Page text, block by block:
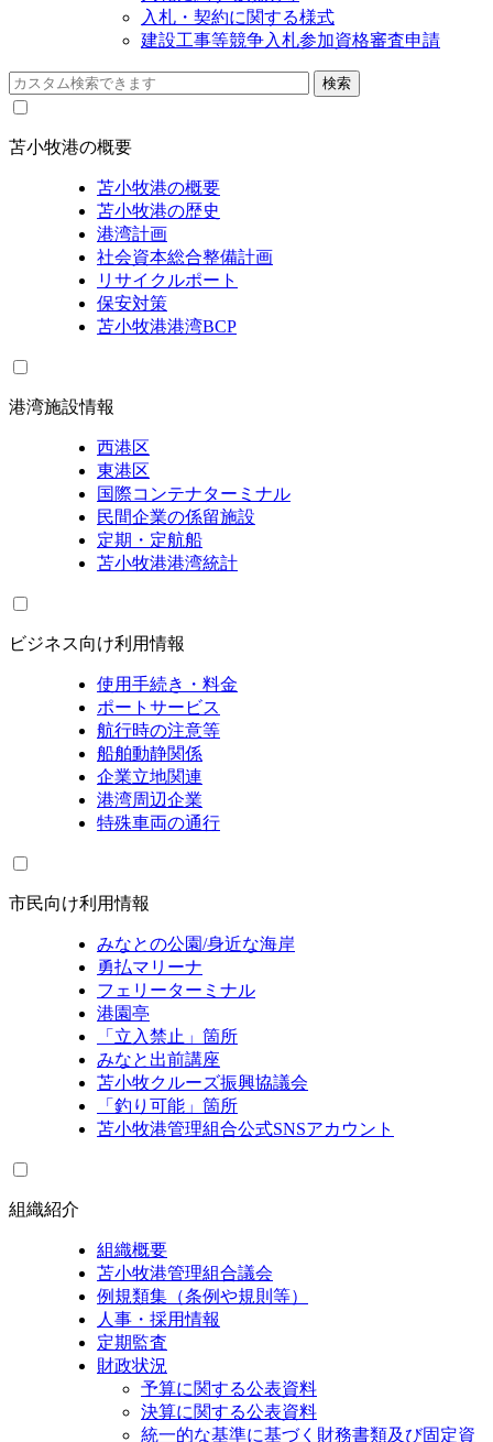
入札・契約に関する様式
建設工事等競争入札参加資格審査申請
苫小牧港の概要
苫小牧港の概要
苫小牧港の歴史
港湾計画
社会資本総合整備計画
リサイクルポート
保安対策
苫小牧港港湾BCP
港湾施設情報
西港区
東港区
国際コンテナターミナル
民間企業の係留施設
定期・定航船
苫小牧港港湾統計
ビジネス向け利用情報
使用手続き・料金
ポートサービス
航行時の注意等
船舶動静関係
企業立地関連
港湾周辺企業
特殊車両の通行
市民向け利用情報
みなとの公園/身近な海岸
勇払マリーナ
フェリーターミナル
港園亭
「立入禁止」箇所
みなと出前講座
苫小牧クルーズ振興協議会
「釣り可能」箇所
苫小牧港管理組合公式SNSアカウント
組織紹介
組織概要
苫小牧港管理組合議会
例規類集（条例や規則等）
人事・採用情報
定期監査
財政状況
予算に関する公表資料
決算に関する公表資料
統一的な基準に基づく財務書類及び固定資